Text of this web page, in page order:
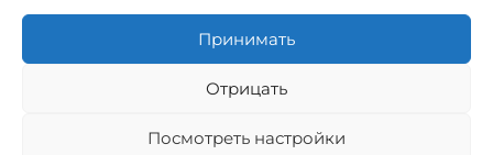
Принимать
Отрицать
Посмотреть настройки
поддержана Программой TIC Cámaras, Камарой Мурсии.
Политика конфиденциальности
Условия бронирования